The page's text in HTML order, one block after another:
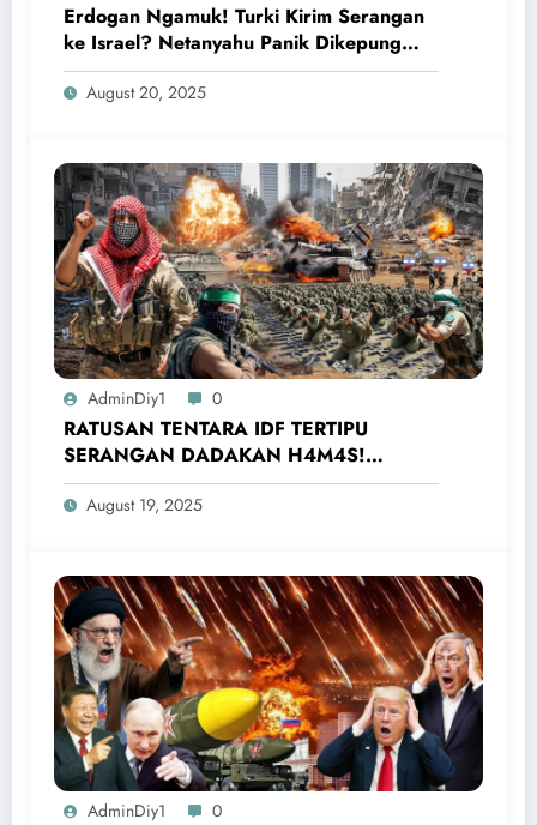
Erdogan Ngamuk! Turki Kirim Serangan
ke Israel? Netanyahu Panik Dikepung
Kecaman Dunia!
August 20, 2025
AdminDiy1 0
RATUSAN TENTARA IDF TERTIPU
SERANGAN DADAKAN H4M4S!
Mereka Dibuat Menyerah Pejuang Muslim
August 19, 2025
AdminDiy1 0